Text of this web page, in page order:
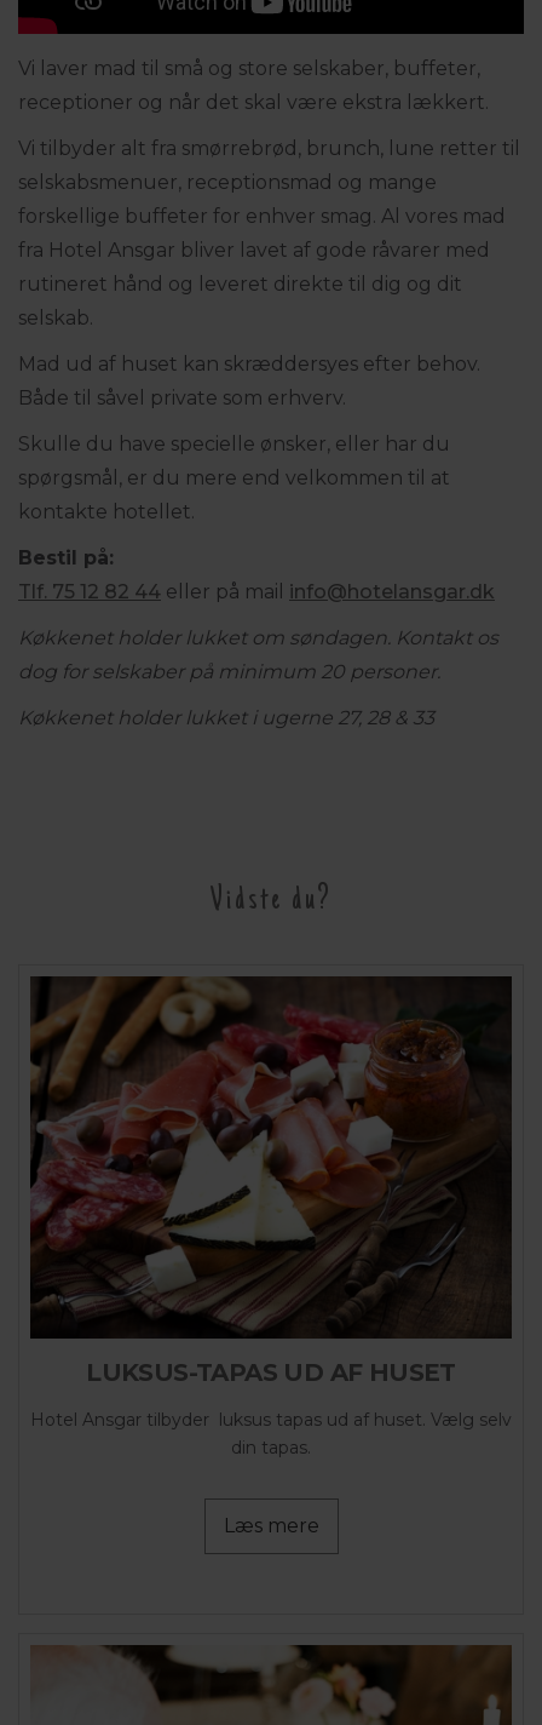
Vi laver mad til små og store selskaber, buffeter,
receptioner og når det skal være ekstra lækkert.
Vi tilbyder alt fra smørrebrød, brunch, lune retter til
selskabsmenuer, receptionsmad og mange
forskellige buffeter for enhver smag. Al vores mad
fra Hotel Ansgar bliver lavet af gode råvarer med
rutineret hånd og leveret direkte til dig og dit
selskab.
Mad ud af huset kan skræddersyes efter behov.
Både til såvel private som erhverv.
Skulle du have specielle ønsker, eller har du
spørgsmål, er du mere end velkommen til at
kontakte hotellet.
Bestil på:
Tlf. 75 12 82 44 eller på mail info@hotelansgar.dk
Køkkenet holder lukket om søndagen. Kontakt os
dog for selskaber på minimum 20 personer.
Køkkenet holder lukket i ugerne 27, 28 & 33
Vidste du?
LUKSUS-TAPAS UD AF HUSET
Hotel Ansgar tilbyder luksus tapas ud af huset. Vælg selv
din tapas.
Læs mere